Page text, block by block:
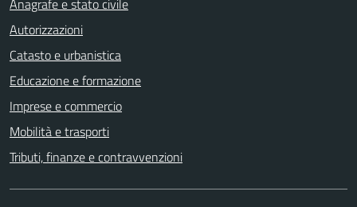
Autorizzazioni
Catasto e urbanistica
Educazione e formazione
Imprese e commercio
Mobilità e trasporti
Tributi, finanze e contravvenzioni